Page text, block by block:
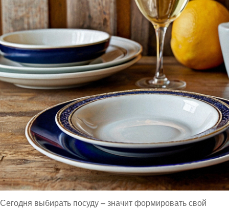
Сегодня выбирать посуду – значит формировать свой